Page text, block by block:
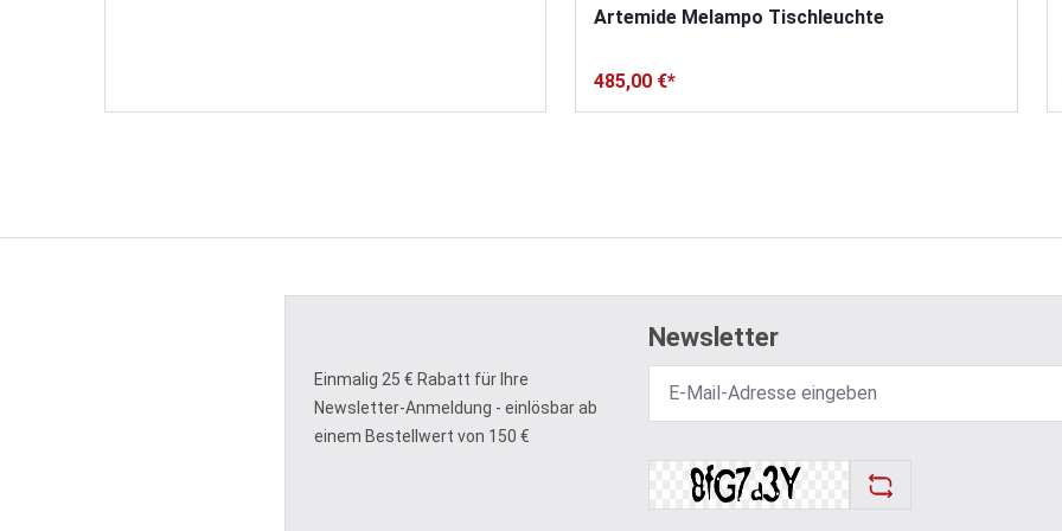
Artemide Melampo Tischleuchte
485,00 €*
Newsletter
Einmalig 25 € Rabatt für Ihre
Newsletter-Anmeldung - einlösbar ab
einem Bestellwert von 150 €